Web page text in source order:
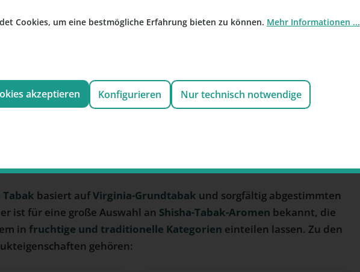
Tabak basiert aufVirginia-Grundtabak und sorgfältig abgestimmten
ist für eine große Auswahl an Shisha-Tabak-Aromen bekannt, die
in fruchtige und traditionelle Kategorien einteilen lassen. Zu den
gehören:
Cookies, um eine bestmögliche Erfahrung bieten zu können. Mehr Informationen ...
akzeptieren Konfigurieren Nur technisch notwendige